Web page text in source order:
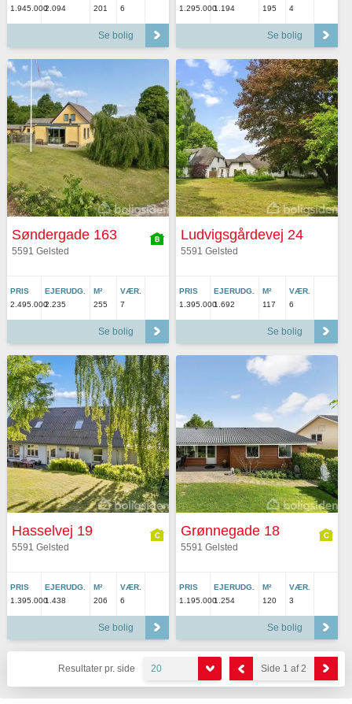
1.945.0002.094
201
6
Se bolig
1.295.0001.194
195
4
Se bolig
Søndergade 163
5591 Gelsted
PRIS
2.495.000
EJERUDG.
2.235
M²
255
VÆR.
7
Se bolig
Ludvigsgårdevej 24
5591 Gelsted
PRIS
1.395.000
EJERUDG.
1.692
M²
117
VÆR.
6
Se bolig
Hasselvej 19
5591 Gelsted
PRIS
1.395.000
EJERUDG.
1.438
M²
206
VÆR.
6
Se bolig
Grønnegade 18
5591 Gelsted
PRIS
1.195.000
EJERUDG.
1.254
M²
120
VÆR.
3
Se bolig
Resultater pr. side 20 Side 1 af 2